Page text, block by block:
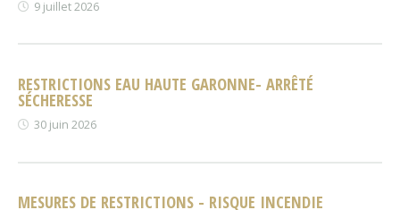
9 juillet 2026
RESTRICTIONS EAU HAUTE GARONNE- ARRÊTÉ
SÉCHERESSE
30 juin 2026
MESURES DE RESTRICTIONS - RISQUE INCENDIE